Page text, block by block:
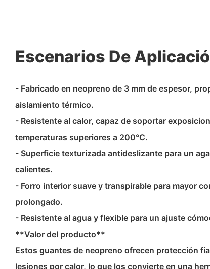
Escenarios De
- Fabricado en neopreno de 3 mm de espesor,
aislamiento térmico.
- Resistente al calor, capaz de soportar
temperaturas superiores a 200°C.
- Superficie texturizada antideslizante para un
calientes.
- Forro interior suave y transpirable para mayor
prolongado.
- Resistente al agua y flexible para un ajuste
**Valor del producto**
Estos guantes de neopreno ofrecen protección
lesiones por calor, lo que los convierte en una